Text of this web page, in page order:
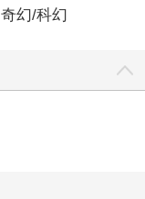
奇幻/科幻